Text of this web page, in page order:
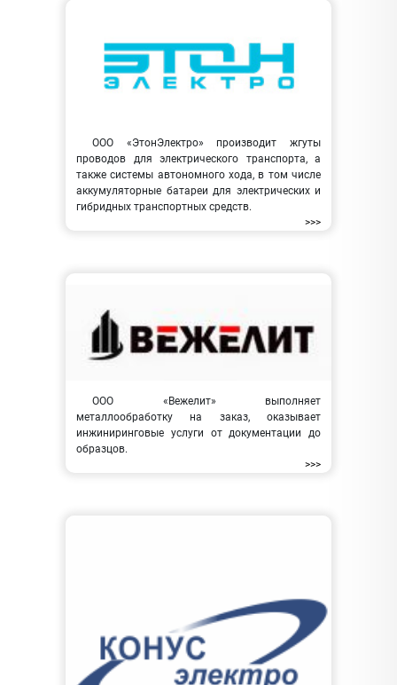
ООО «ЭтонЭлектро» производит жгуты
проводов для электрического транспорта, а
также системы автономного хода, в том числе
аккумуляторные батареи для электрических и
гибридных транспортных средств.
>>>
ООО «Вежелит» выполняет
металлообработку на заказ, оказывает
инжиниринговые услуги от документации до
образцов.
>>>